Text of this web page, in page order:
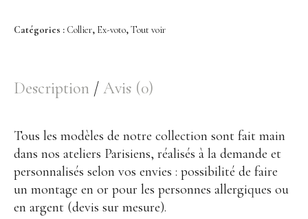
À Propos
Savoir-faire Porcelaine
Points de vente
Contact
Catégories : Collier, Ex-voto,Tout voir
Description Avis (0)
Tous les modèles de notre collection sont fait main
dans nos ateliers Parisiens, réalisés à la demande et
personnalisés selon vos envies : possibilité de faire
un montage en or pour les personnes allergiques ou
en argent (devis sur mesure).